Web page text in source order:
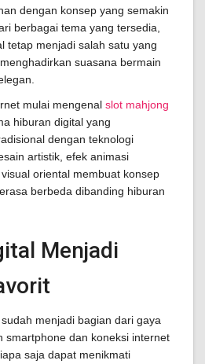
dengan konsep yang semakin
berbagai tema yang tersedia,
tetap menjadi salah satu yang
suasana bermain
mulai mengenal slot mahjong
hiburan digital yang
dengan teknologi
artistik, efek animasi
oriental membuat konsep
berbeda dibanding hiburan
Menjadi
menjadi bagian dari gaya
smartphone dan koneksi internet
saja dapat menikmati